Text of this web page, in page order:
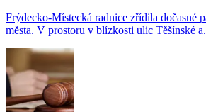
Frýdecko-Místecká radnice zřídila dočasné
města. V prostoru v blízkosti ulic Těšínské